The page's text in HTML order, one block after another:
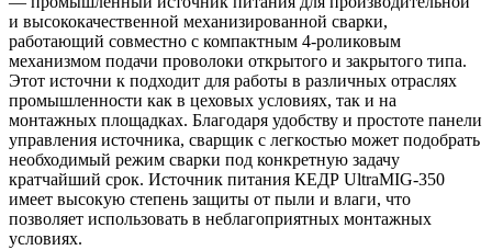
и высококачественной механизированной сварки,
работающий совместно с компактным 4-роликовым
механизмом подачи проволоки открытого и закрытого типа.
Этот источни к подходит для работы в различных отраслях
промышленности как в цеховых условиях, так и на
монтажных площадках. Благодаря удобству и простоте панели
управления источника, сварщик с легкостью может подобрать
необходимый режим сварки под конкретную задачу
кратчайший срок. Источник питания КЕДР UltraMIG-350
имеет высокую степень защиты от пыли и влаги, что
позволяет использовать в неблагоприятных монтажных
условиях.